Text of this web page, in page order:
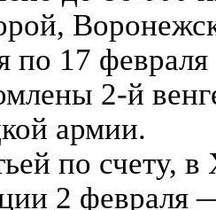
по 17
2-й
армии.
по счету, в
2 февраля